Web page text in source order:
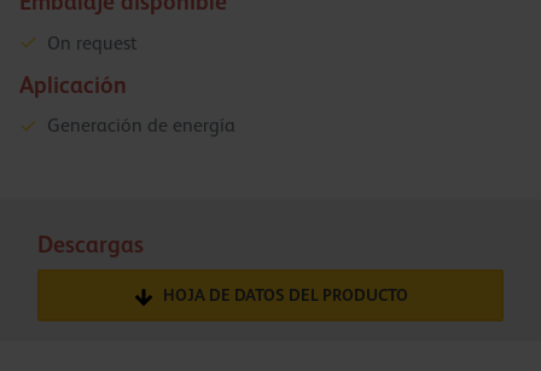
On request
Aplicación
Generación de energía
Descargas
HOJA DE DATOS DEL PRODUCTO